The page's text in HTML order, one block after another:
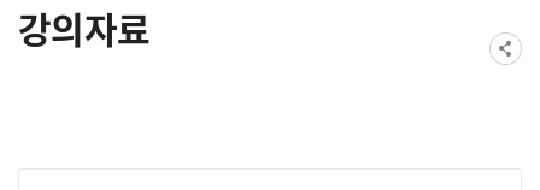
강의자료